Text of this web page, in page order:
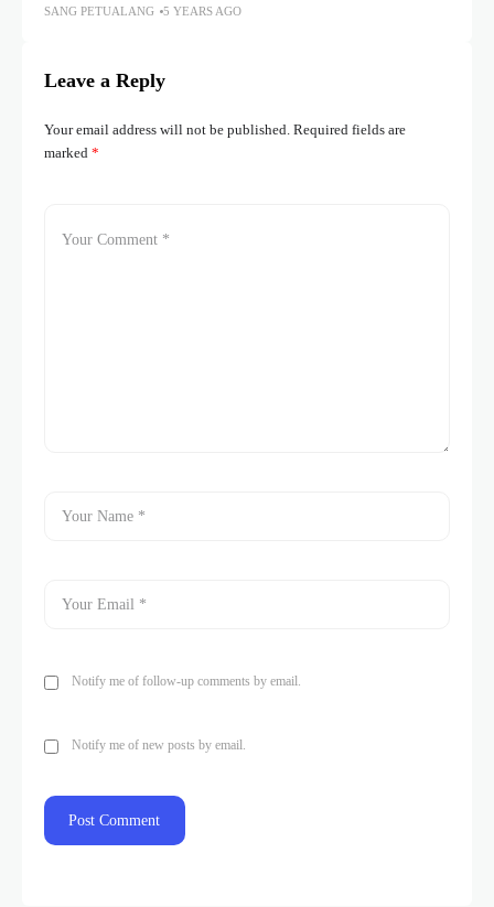
SANG PETUALANG 5 YEARS AGO
Leave a Reply
Your email address will not be published. Required fields are
marked *
Notify me of follow-up comments by email.
Notify me of new posts by email.